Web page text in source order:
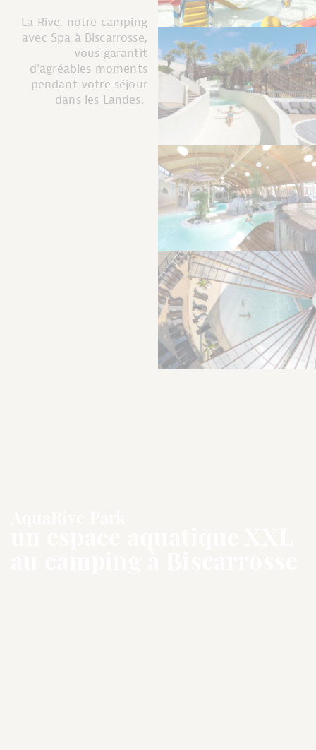
La Rive, notre camping
avec Spa à Biscarrosse,
vous garantit
d’agréables moments
pendant votre séjour
dans les Landes.